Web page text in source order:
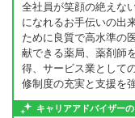
全社員が笑顔の絶えな
になれるお手伝いの出
ために良質で高水準の
献できる薬局、薬剤師
得、サービス業として
修制度の充実と支援を
キャリアアドバイザー